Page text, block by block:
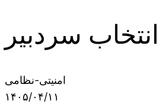
انتخاب سردبیر
امنیتی-نظامی
۱۴۰۵/۰۴/۱۱